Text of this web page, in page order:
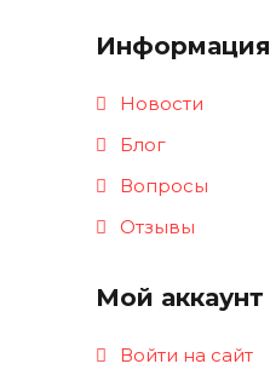
Информация
Новости
Блог
Вопросы
Отзывы
Мой аккаунт
Войти на сайт